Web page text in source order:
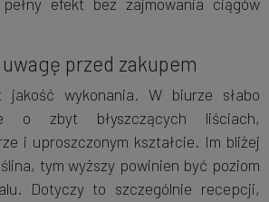
przed zakupem
jakość wykonania. W biurze słabo
o zbyt błyszczących liściach,
i uproszczonym kształcie. Im bliżej
tym wyższy powinien być poziom
Dotyczy to szczególnie recepcji,